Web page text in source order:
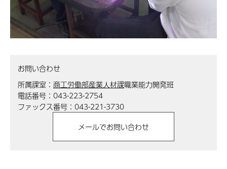
お問い合わせ
所属課室： 商工労働部産業人材課職業能力開発班
電話番号：043-223-2754
ファックス番号：043-221-3730